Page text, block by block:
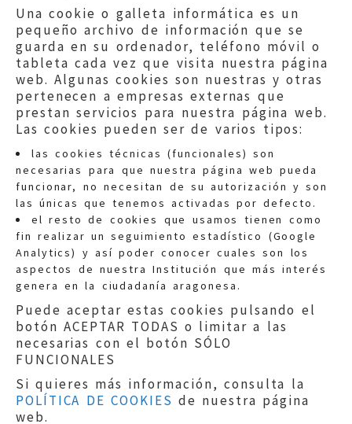
Una cookie o galleta informática es un
pequeño archivo de información que se
guarda en su ordenador, teléfono móvil o
tableta cada vez que visita nuestra página
web. Algunas cookies son nuestras y otras
pertenecen a empresas externas que
prestan servicios para nuestra página web.
Las cookies pueden ser de varios tipos:
las cookies técnicas (funcionales) son
necesarias para que nuestra página web pueda
funcionar, no necesitan de su autorización y son
las únicas que tenemos activadas por defecto.
el resto de cookies que usamos tienen como
fin realizar un seguimiento estadístico (Google
Analytics) y así poder conocer cuales son los
aspectos de nuestra Institución que más interés
genera en la ciudadanía aragonesa.
Puede aceptar estas cookies pulsando el
botón ACEPTAR TODAS o limitar a las
necesarias con el botón SÓLO
FUNCIONALES
Si quieres más información, consulta la
POLÍTICA DE COOKIES de nuestra página
web.
Quejas:quejas@eljusticiadearagon.es
Información general:
informacion@eljusticiadearagon.es
Teléfonos:900 210 210/
Aviso legal|Política de privacidad|